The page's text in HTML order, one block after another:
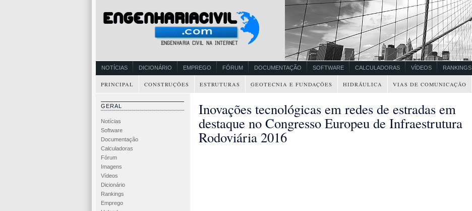
NOTÍCIAS DICIONÁRIO EMPREGO FÓRUM DOCUMENTAÇÃO SOFTWARE CALCULADORAS VÍDEOS RANKINGS
PRINCIPAL CONSTRUÇÕES ESTRUTURAS GEOTECNIA E FUNDAÇÕES HIDRÁULICA VIAS DE COMUNICAÇÃO
GERAL
Notícias
Software
Documentação
Calculadoras
Fórum
Imagens
Vídeos
Dicionário
Rankings
Emprego
Inovações tecnológicas em redes de estradas em
destaque no Congresso Europeu de Infraestrutura
Rodoviária 2016